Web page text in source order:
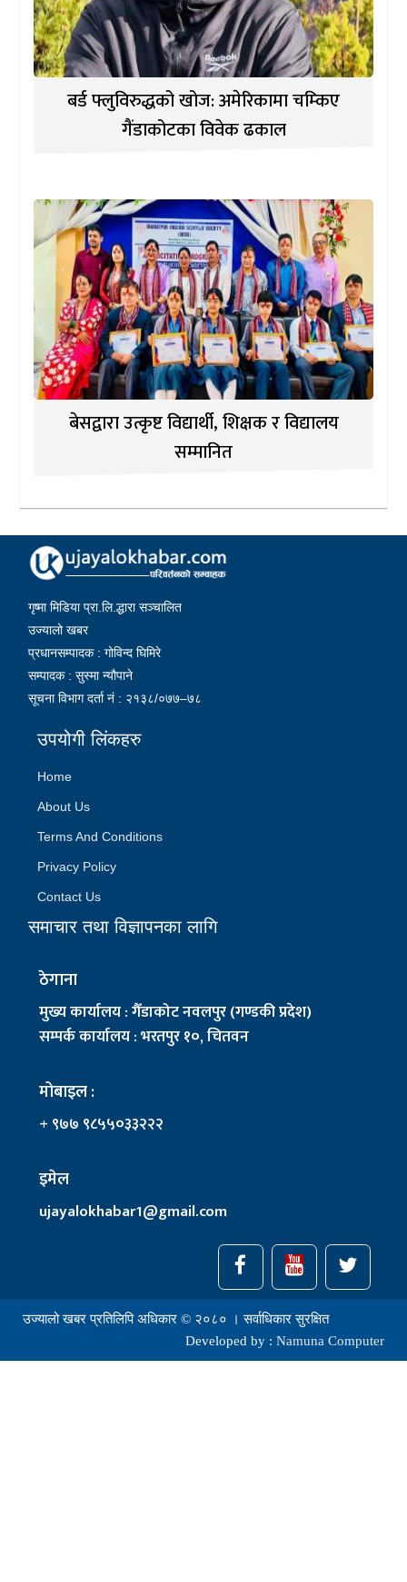
बर्ड फ्लुविरुद्धको खोज: अमेरिकामा चम्किए
गैंडाकोटका विवेक ढकाल
बेसद्वारा उत्कृष्ट विद्यार्थी, शिक्षक र विद्यालय
सम्मानित
गृष्मा मिडिया प्रा.लि.द्धारा सञ्चालित
उज्यालो खबर
प्रधानसम्पादक : गोविन्द घिमिरे
सम्पादक : सुस्मा न्यौपाने
सूचना विभाग दर्ता नं : २१३८/०७७–७८
उपयोगी लिंकहरु
Home
About Us
Terms And Conditions
Privacy Policy
Contact Us
समाचार तथा विज्ञापनका लागि
ठेगाना
मुख्य कार्यालय : गैँडाकोट नवलपुर (गण्डकी प्रदेश)
सम्पर्क कार्यालय : भरतपुर १०, चितवन
मोबाइल :
+ ९७७ ९८५५०३३२२२
इमेल
ujayalokhabar1@gmail.com
उज्यालो खबर प्रतिलिपि अधिकार © २०८० । सर्वाधिकार सुरक्षित
Developed by : Namuna Computer